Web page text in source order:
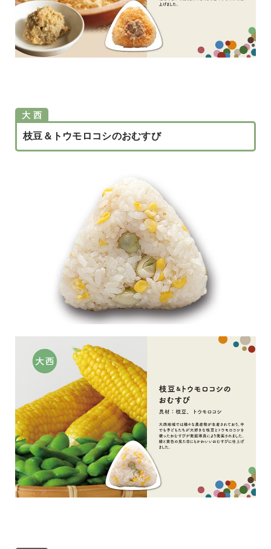
大 西
枝豆＆トウモロコシのおむすび